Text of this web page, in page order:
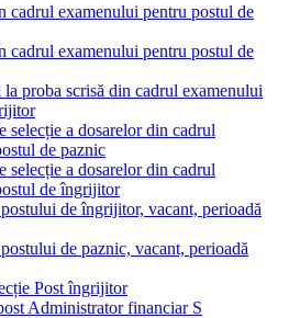
cadrul examenului pentru postul de
cadrul examenului pentru postul de
proba scrisă din cadrul examenului
selecție a dosarelor din cadrul
de paznic
selecție a dosarelor din cadrul
de îngrijitor
de îngrijitor, vacant, perioadă
de paznic, vacant, perioadă
Post îngrijitor
Administrator financiar S